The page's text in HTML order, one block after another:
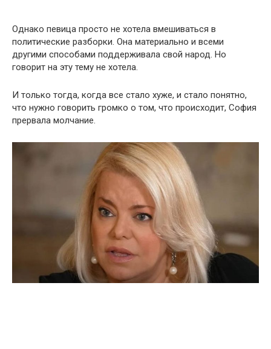
Однако певица просто не хотела вмешиваться в
политические разборки. Она материально и всеми
другими способами поддерживала свой народ. Но
говорит на эту тему не хотела.
И только тогда, когда все стало хуже, и стало понятно,
что нужно говорить громко о том, что происходит, София
прервала молчание.